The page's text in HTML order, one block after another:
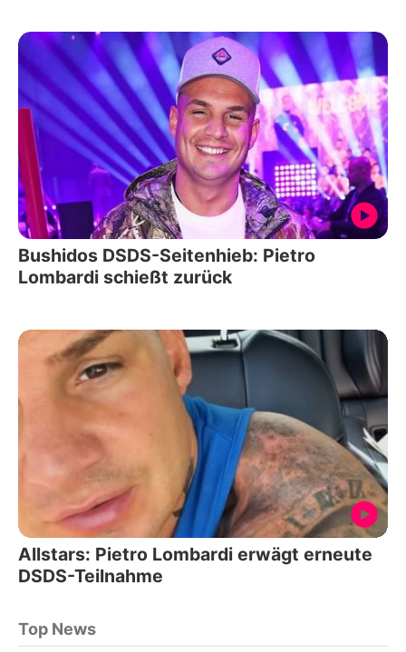
Bushidos DSDS-Seitenhieb: Pietro
Lombardi schießt zurück
Allstars: Pietro Lombardi erwägt erneute
DSDS-Teilnahme
Top News